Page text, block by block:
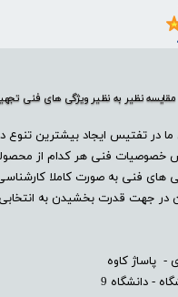
نظیر به نظیر ویژگی های فنی
در تفتیس ایجاد بیشترین تنوع
خصوصیات فنی هر کدام از
های فنی به صورت کاملا
در جهت قدرت بخشیدن به
- پاساژ کاوه
- دانشگاه 9